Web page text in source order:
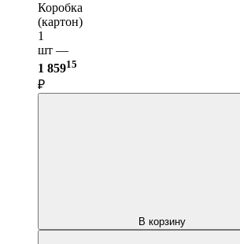
Коробка
(картон)
1
шт —
1 85915
₽
В корзину